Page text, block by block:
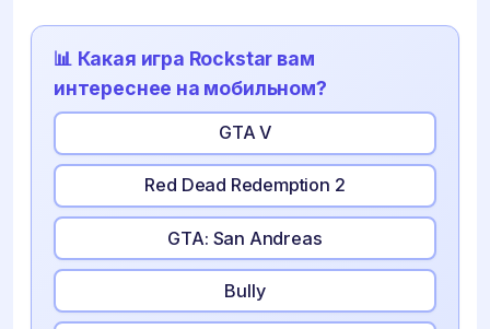
📊 Какая игра Rockstar вам
интереснее на мобильном?
GTA V
Red Dead Redemption 2
GTA: San Andreas
Bully